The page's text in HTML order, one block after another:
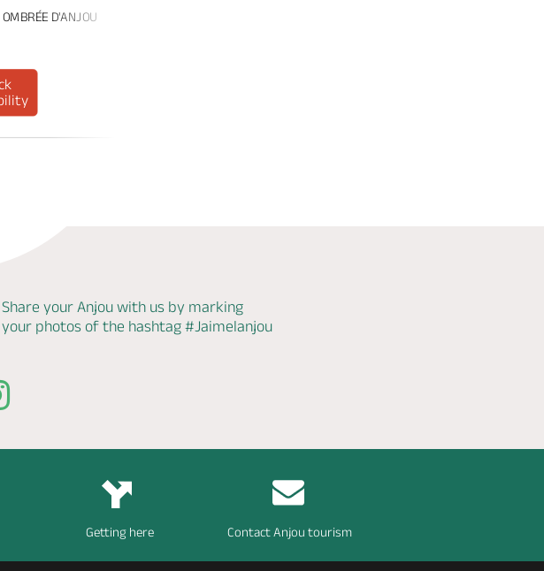
D'ANJOU
Share your Anjou with us by marking
your photos of the hashtag #Jaimelanjou
Getting here Contact Anjou tourism